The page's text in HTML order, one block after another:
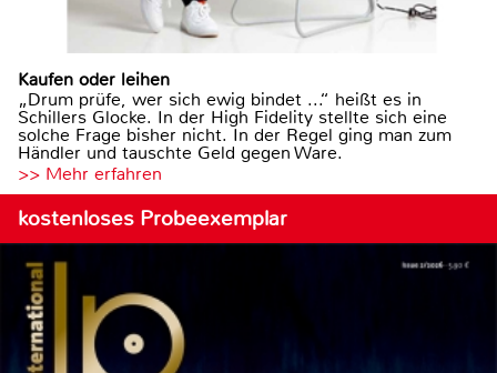
Kaufen oder leihen
„Drum prüfe, wer sich ewig bindet ...“ heißt es in
Schillers Glocke. In der High Fidelity stellte sich eine
solche Frage bisher nicht. In der Regel ging man zum
Händler und tauschte Geld gegen Ware.
>> Mehr erfahren
kostenloses Probeexemplar